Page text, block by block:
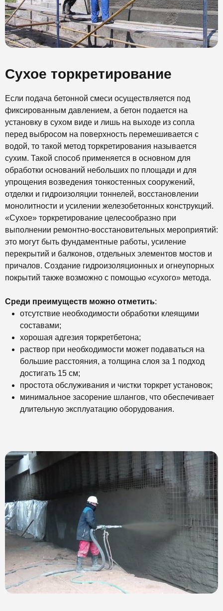
Сухое торкретирование
Если подача бетонной смеси осуществляется под
фиксированным давлением, а бетон подается на
установку в сухом виде и лишь на выходе из сопла
перед выбросом на поверхность перемешивается с
водой, то такой метод торкретирования называется
сухим. Такой способ применяется в основном для
обработки оснований небольших по площади и для
упрощения возведения тонкостенных сооружений,
отделки и гидроизоляции тоннелей, восстановлении
монолитности и усилении железобетонных конструкций.
«Сухое» торкретирование целесообразно при
выполнении ремонтно-восстановительных мероприятий:
это могут быть фундаментные работы, усиление
перекрытий и балконов, отдельных элементов мостов и
причалов. Создание гидроизоляционных и огнеупорных
покрытий также возможно с помощью «сухого» метода.
Среди преимуществ можно отметить:
отсутствие необходимости обработки клеящими
составами;
хорошая адгезия торкретбетона;
раствор при необходимости может подаваться на
большие расстояния, а толщина слоя за 1 подход
достигать 15 см;
простота обслуживания и чистки торкрет установок;
минимальное засорение шлангов, что обеспечивает
длительную эксплуатацию оборудования.